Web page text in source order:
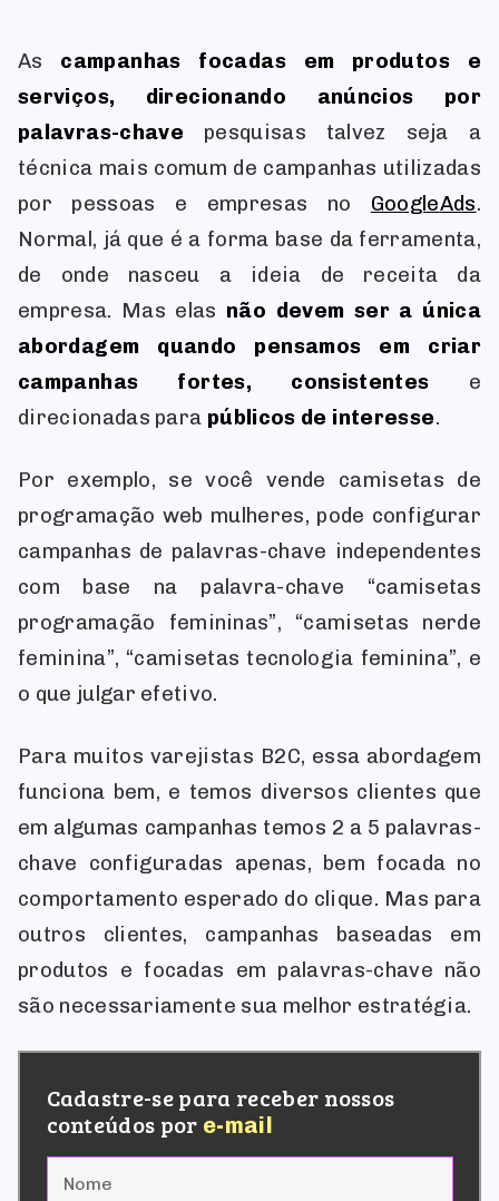
As campanhas focadas em produtos e
serviços, direcionando anúncios por
palavras-chave pesquisas talvez seja a
técnica mais comum de campanhas utilizadas
por pessoas e empresas no GoogleAds.
Normal, já que é a forma base da ferramenta,
de onde nasceu a ideia de receita da
empresa. Mas elas não devem ser a única
abordagem quando pensamos em criar
campanhas fortes, consistentes e
direcionadas para públicos de interesse.
Por exemplo, se você vende camisetas de
programação web mulheres, pode configurar
campanhas de palavras-chave independentes
com base na palavra-chave “camisetas
programação femininas”, “camisetas nerde
feminina”, “camisetas tecnologia feminina”, e
o que julgar efetivo.
Para muitos varejistas B2C, essa abordagem
funciona bem, e temos diversos clientes que
em algumas campanhas temos 2 a 5 palavras-
chave configuradas apenas, bem focada no
comportamento esperado do clique. Mas para
outros clientes, campanhas baseadas em
produtos e focadas em palavras-chave não
são necessariamente sua melhor estratégia.
Cadastre-se para receber nossos
conteúdos por e-mail